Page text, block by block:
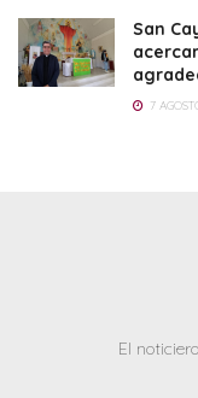
San
7
El